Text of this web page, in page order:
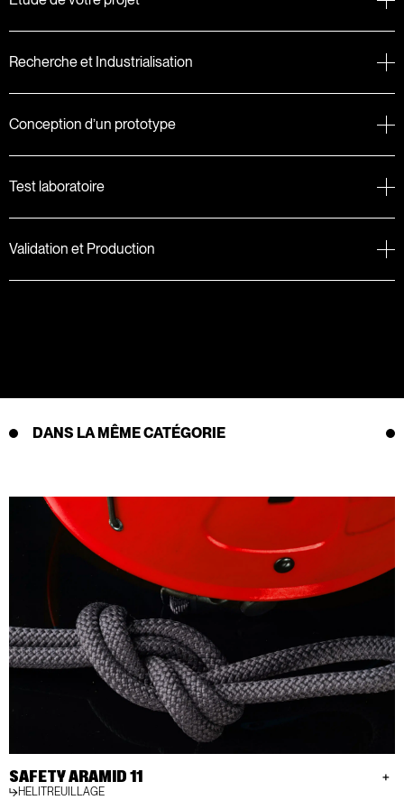
Recherche et Industrialisation
Conception d’un prototype
Test laboratoire
Validation et Production
DANS LA MÊME CATÉGORIE
SAFETY ARAMID 11
HELITREUILLAGE